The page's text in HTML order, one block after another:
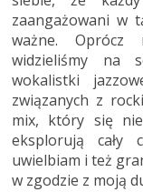
zaangażowani w
ważne. Oprócz
widzieliśmy na
wokalistki
związanych z
mix, który się
eksplorują cały
uwielbiam i też
w zgodzie z moją